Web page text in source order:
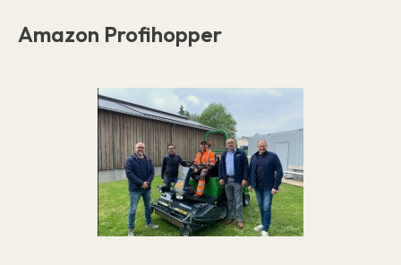
Amazon Profihopper